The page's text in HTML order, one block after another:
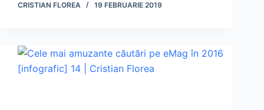
CRISTIAN FLOREA 19 FEBRUARIE 2019